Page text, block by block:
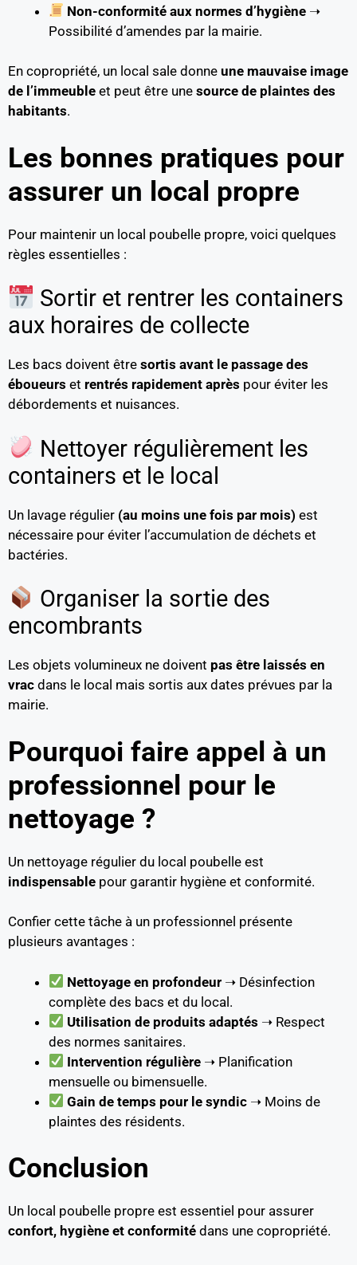
Non-conformité aux normes d’hygiène ➝
Possibilité d’amendes par la mairie.
En copropriété, un local sale donne une mauvaise image
de l’immeuble et peut être une source de plaintes des
habitants.
Les bonnes pratiques pour
assurer un local propre
Pour maintenir un local poubelle propre, voici quelques
règles essentielles :
Sortir et rentrer les containers
aux horaires de collecte
Les bacs doivent être sortis avant le passage des
éboueurs et rentrés rapidement après pour éviter les
débordements et nuisances.
Nettoyer régulièrement les
containers et le local
Un lavage régulier (au moins une fois par mois) est
nécessaire pour éviter l’accumulation de déchets et
bactéries.
Organiser la sortie des
encombrants
Les objets volumineux ne doivent pas être laissés en
vrac dans le local mais sortis aux dates prévues par la
mairie.
Pourquoi faire appel à un
professionnel pour le
nettoyage ?
Un nettoyage régulier du local poubelle est
indispensable pour garantir hygiène et conformité.
Confier cette tâche à un professionnel présente
plusieurs avantages :
Nettoyage en profondeur ➝ Désinfection
complète des bacs et du local.
Utilisation de produits adaptés ➝ Respect
des normes sanitaires.
Intervention régulière ➝ Planification
mensuelle ou bimensuelle.
Gain de temps pour le syndic ➝ Moins de
plaintes des résidents.
Conclusion
Un local poubelle propre est essentiel pour assurer
confort, hygiène et conformité dans une copropriété.